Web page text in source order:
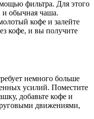
фильтра. Для этого
и обычная чаша.
кофе и залейте
кофе, и вы получите
немного больше
усилий. Поместите
добавьте кофе и
движениями,